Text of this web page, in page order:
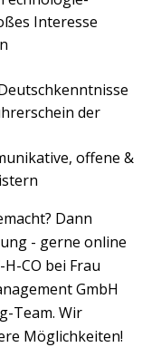
Interesse
der
offene &
Dann
- gerne online
CO bei Frau
GmbH
Team. Wir
Möglichkeiten!